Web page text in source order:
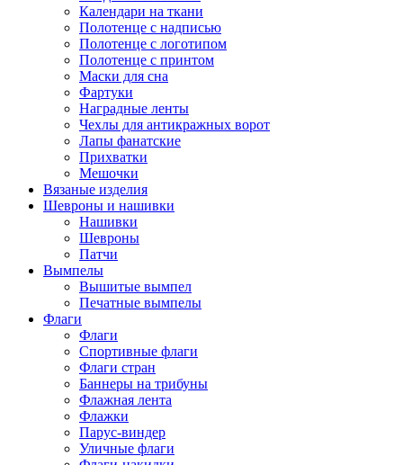
Календари на ткани
Полотенце с надписью
Полотенце с логотипом
Полотенце с принтом
Маски для сна
Фартуки
Наградные ленты
Чехлы для антикражных ворот
Лапы фанатские
Прихватки
Мешочки
Вязаные изделия
Шевроны и нашивки
Нашивки
Шевроны
Патчи
Вымпелы
Вышитые вымпел
Печатные вымпелы
Флаги
Флаги
Спортивные флаги
Флаги стран
Баннеры на трибуны
Флажная лента
Флажки
Парус-виндер
Уличные флаги